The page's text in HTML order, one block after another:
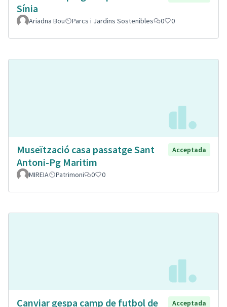
Sínia
Ariadna Bou Parcs i Jardins Sostenibles 0 0
Museïtzació casa passatge Sant
Antoni-Pg Maritim
Acceptada
MIREIA Patrimoni 0 0
Canviar gespa camp de futbol de
Acceptada